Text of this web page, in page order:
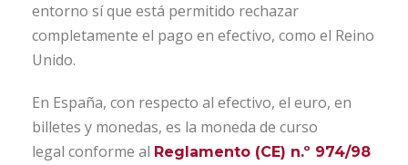
entorno sí que está permitido rechazar
completamente el pago en efectivo, como el Reino
Unido.
En España, con respecto al efectivo, el euro, en
billetes y monedas, es la moneda de curso
legal conforme al Reglamento (CE) n.º 974/98